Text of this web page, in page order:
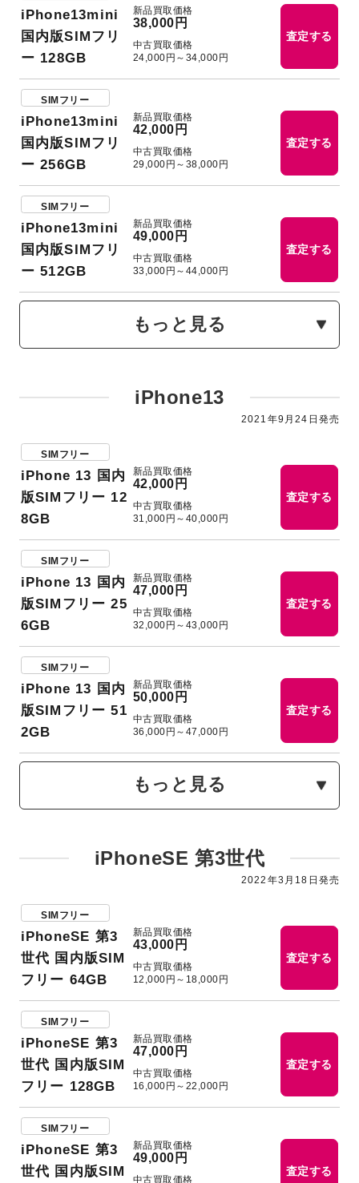
iPhone13mini
国内版SIMフリ
ー 128GB
新品買取価格
38,000円
中古買取価格
24,000円～34,000円
査定する
SIMフリー
iPhone13mini
国内版SIMフリ
ー 256GB
新品買取価格
42,000円
中古買取価格
29,000円～38,000円
査定する
SIMフリー
iPhone13mini
国内版SIMフリ
ー 512GB
新品買取価格
49,000円
中古買取価格
33,000円～44,000円
査定する
もっと見る
iPhone13
2021年9月24日発売
SIMフリー
iPhone 13 国内
版SIMフリー 12
8GB
新品買取価格
42,000円
中古買取価格
31,000円～40,000円
査定する
SIMフリー
iPhone 13 国内
版SIMフリー 25
6GB
新品買取価格
47,000円
中古買取価格
32,000円～43,000円
査定する
SIMフリー
iPhone 13 国内
版SIMフリー 51
2GB
新品買取価格
50,000円
中古買取価格
36,000円～47,000円
査定する
もっと見る
iPhoneSE 第3世代
2022年3月18日発売
SIMフリー
iPhoneSE 第3
世代 国内版SIM
フリー 64GB
新品買取価格
43,000円
中古買取価格
12,000円～18,000円
査定する
SIMフリー
iPhoneSE 第3
世代 国内版SIM
フリー 128GB
新品買取価格
47,000円
中古買取価格
16,000円～22,000円
査定する
SIMフリー
iPhoneSE 第3
世代 国内版SIM
新品買取価格
49,000円
中古買取価格
査定する